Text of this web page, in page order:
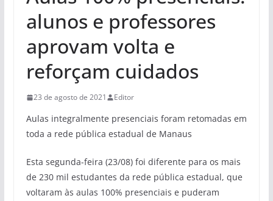
alunos e professores
aprovam volta e
reforçam cuidados
23 de agosto de 2021 Editor
Aulas integralmente presenciais foram retomadas em
toda a rede pública estadual de Manaus
Esta segunda-feira (23/08) foi diferente para os mais
de 230 mil estudantes da rede pública estadual, que
voltaram às aulas 100% presenciais e puderam